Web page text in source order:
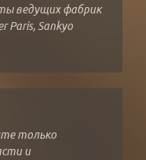
ведущих фабрик
Paris, Sankyo
только
и